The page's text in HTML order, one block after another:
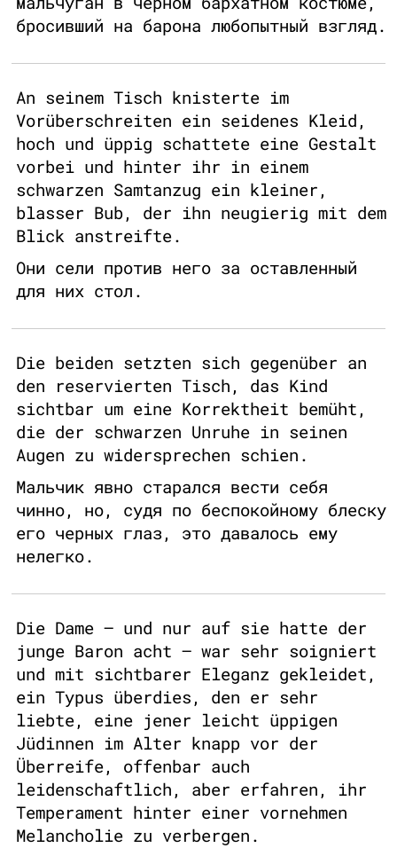
бросивший на барона любопытный взгляд.
An seinem Tisch knisterte im
Vorüberschreiten ein seidenes Kleid,
hoch und üppig schattete eine Gestalt
vorbei und hinter ihr in einem
schwarzen Samtanzug ein kleiner,
blasser Bub, der ihn neugierig mit dem
Blick anstreifte.
Они сели против него за оставленный
для них стол.
Die beiden setzten sich gegenüber an
den reservierten Tisch, das Kind
sichtbar um eine Korrektheit bemüht,
die der schwarzen Unruhe in seinen
Augen zu widersprechen schien.
Мальчик явно старался вести себя
чинно, но, судя по беспокойному блеску
его черных глаз, это давалось ему
нелегко.
Die Dame – und nur auf sie hatte der
junge Baron acht – war sehr soigniert
und mit sichtbarer Eleganz gekleidet,
ein Typus überdies, den er sehr
liebte, eine jener leicht üppigen
Jüdinnen im Alter knapp vor der
Überreife, offenbar auch
leidenschaftlich, aber erfahren, ihr
Temperament hinter einer vornehmen
Melancholie zu verbergen.